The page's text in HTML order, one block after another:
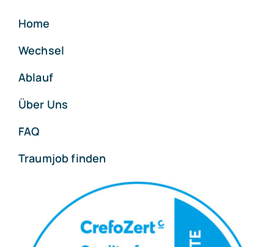
Home
Wechsel
Ablauf
Über Uns
FAQ
Traumjob finden